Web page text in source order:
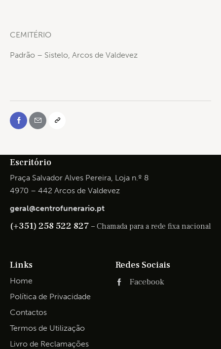
CEMITÉRIO
Padrão – Sistelo, Arcos de Valdevez
Escritório
Praça Salvador Alves Pereira, Loja n.º 8
4970 – 442 Arcos de Valdevez
geral@centrofunerario.pt
(+351) 258 522 827 – Chamada para a rede fixa nacional
Links
Home
Política de Privacidade
Contactos
Termos de Utilização
Livro de Reclamações
Redes Sociais
Facebook